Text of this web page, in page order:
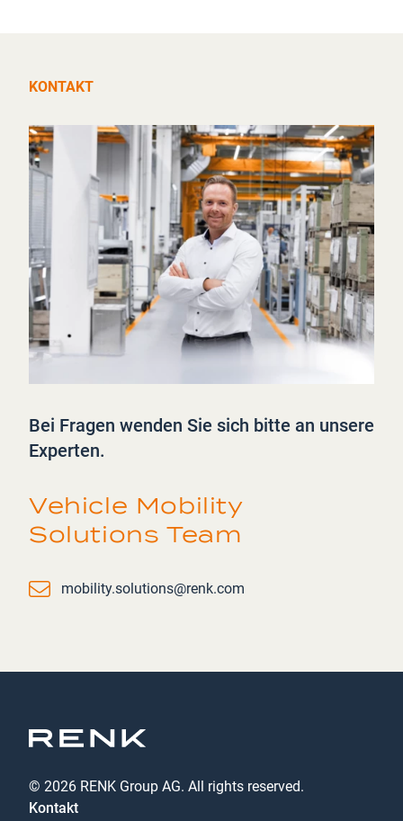
KONTAKT
Bei Fragen wenden Sie sich bitte an unsere
Experten.
Vehicle Mobility
Solutions Team
Emailmobility.solutions@renk.com
© 2026 RENK Group AG. All rights reserved.
Kontakt